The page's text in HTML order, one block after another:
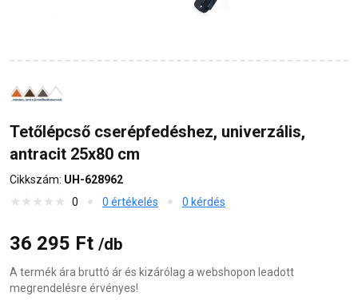
Tetőlépcső cserépfedéshez, univerzális,
antracit 25x80 cm
Cikkszám: UH-628962
0
0 értékelés 0 kérdés
36 295 Ft /db
A termék ára bruttó ár és kizárólag a webshopon leadott
megrendelésre érvényes!